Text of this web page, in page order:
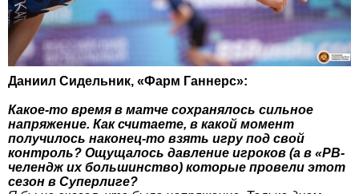
Даниил Сидельник, «Фарм Ганнерс»:
Какое-то время в матче сохранялось сильное
напряжение. Как считаете, в какой момент
получилось наконец-то взять игру под свой
контроль? Ощущалось давление игроков (а в «РВ-
челендж их большинство) которые провели этот
сезон в Суперлиге?